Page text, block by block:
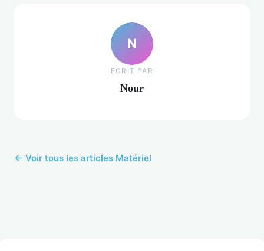
N
ECRIT PAR
Nour
← Voir tous les articles Matériel